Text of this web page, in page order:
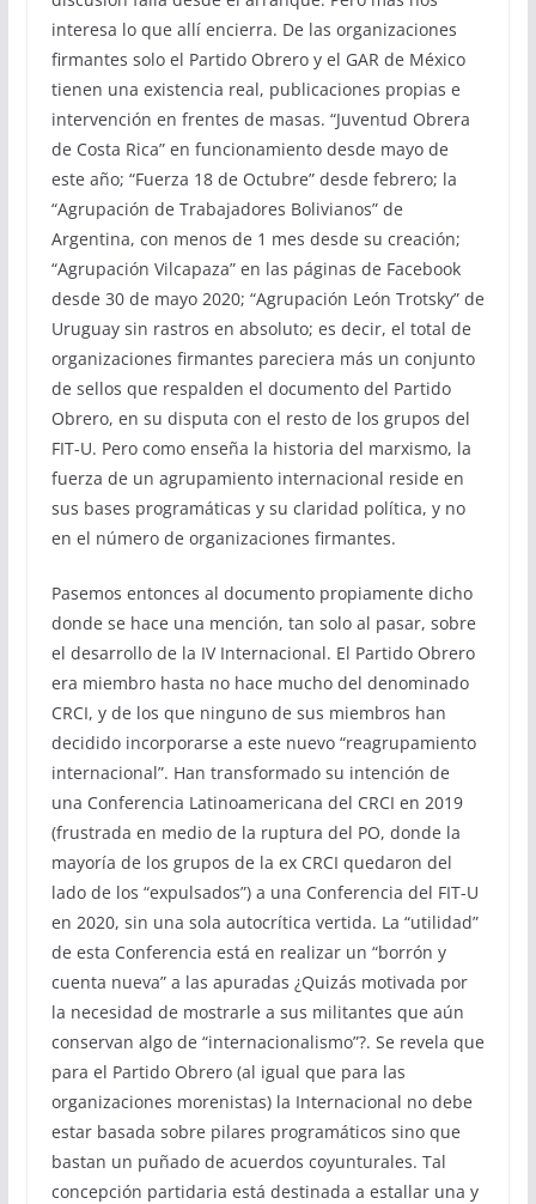
interesa lo que allí encierra. De las organizaciones
firmantes solo el Partido Obrero y el GAR de México
tienen una existencia real, publicaciones propias e
intervención en frentes de masas. “Juventud Obrera
de Costa Rica” en funcionamiento desde mayo de
este año; “Fuerza 18 de Octubre” desde febrero; la
“Agrupación de Trabajadores Bolivianos” de
Argentina, con menos de 1 mes desde su creación;
“Agrupación Vilcapaza” en las páginas de Facebook
desde 30 de mayo 2020; “Agrupación León Trotsky” de
Uruguay sin rastros en absoluto; es decir, el total de
organizaciones firmantes pareciera más un conjunto
de sellos que respalden el documento del Partido
Obrero, en su disputa con el resto de los grupos del
FIT-U. Pero como enseña la historia del marxismo, la
fuerza de un agrupamiento internacional reside en
sus bases programáticas y su claridad política, y no
en el número de organizaciones firmantes.
Pasemos entonces al documento propiamente dicho
donde se hace una mención, tan solo al pasar, sobre
el desarrollo de la IV Internacional. El Partido Obrero
era miembro hasta no hace mucho del denominado
CRCI, y de los que ninguno de sus miembros han
decidido incorporarse a este nuevo “reagrupamiento
internacional”. Han transformado su intención de
una Conferencia Latinoamericana del CRCI en 2019
(frustrada en medio de la ruptura del PO, donde la
mayoría de los grupos de la ex CRCI quedaron del
lado de los “expulsados”) a una Conferencia del FIT-U
en 2020, sin una sola autocrítica vertida. La “utilidad”
de esta Conferencia está en realizar un “borrón y
cuenta nueva” a las apuradas ¿Quizás motivada por
la necesidad de mostrarle a sus militantes que aún
conservan algo de “internacionalismo”?. Se revela que
para el Partido Obrero (al igual que para las
organizaciones morenistas) la Internacional no debe
estar basada sobre pilares programáticos sino que
bastan un puñado de acuerdos coyunturales. Tal
concepción partidaria está destinada a estallar una y